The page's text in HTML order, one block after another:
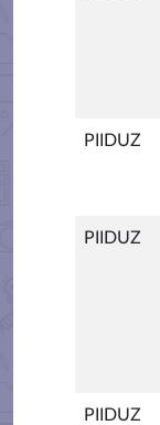
PIIDUZ
PIIDUZ
PIIDUZ